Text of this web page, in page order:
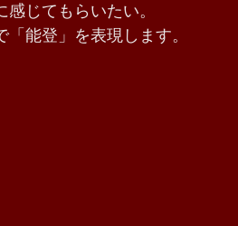
じてもらいたい。
能登」を表現します。